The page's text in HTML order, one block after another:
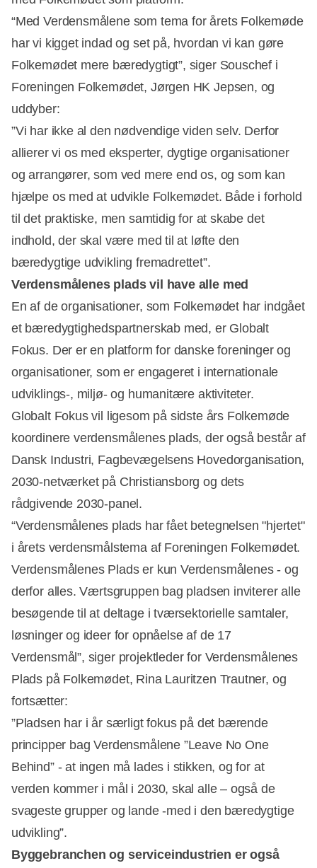
“Med Verdensmålene som tema for årets Folkemøde
har vi kigget indad og set på, hvordan vi kan gøre
Folkemødet mere bæredygtigt”, siger Souschef i
Foreningen Folkemødet, Jørgen HK Jepsen, og
uddyber:
”Vi har ikke al den nødvendige viden selv. Derfor
allierer vi os med eksperter, dygtige organisationer
og arrangører, som ved mere end os, og som kan
hjælpe os med at udvikle Folkemødet. Både i forhold
til det praktiske, men samtidig for at skabe det
indhold, der skal være med til at løfte den
bæredygtige udvikling fremadrettet”.
Verdensmålenes plads vil have alle med
En af de organisationer, som Folkemødet har indgået
et bæredygtighedspartnerskab med, er Globalt
Fokus. Der er en platform for danske foreninger og
organisationer, som er engageret i internationale
udviklings-, miljø- og humanitære aktiviteter.
Globalt Fokus vil ligesom på sidste års Folkemøde
koordinere verdensmålenes plads, der også består af
Dansk Industri, Fagbevægelsens Hovedorganisation,
2030-netværket på Christiansborg og dets
rådgivende 2030-panel.
“Verdensmålenes plads har fået betegnelsen "hjertet"
i årets verdensmålstema af Foreningen Folkemødet.
Verdensmålenes Plads er kun Verdensmålenes - og
derfor alles. Værtsgruppen bag pladsen inviterer alle
besøgende til at deltage i tværsektorielle samtaler,
løsninger og ideer for opnåelse af de 17
Verdensmål”, siger projektleder for Verdensmålenes
Plads på Folkemødet, Rina Lauritzen Trautner, og
fortsætter:
”Pladsen har i år særligt fokus på det bærende
principper bag Verdensmålene ”Leave No One
Behind” - at ingen må lades i stikken, og for at
verden kommer i mål i 2030, skal alle – også de
svageste grupper og lande -med i den bæredygtige
udvikling”.
Byggebranchen og serviceindustrien er også